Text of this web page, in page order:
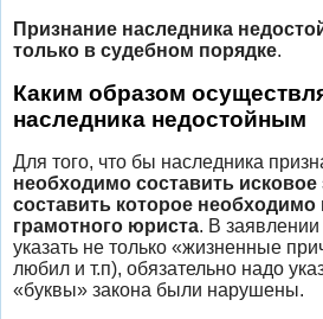
Признание наследника
только в судебном порядке.
Каким образом
наследника недостойным
Для того, что бы наследника
необходимо составить исковое
составить которое
грамотного юриста. В
указать не только «жизненные
любил и т.п), обязательно надо
«буквы» закона были нарушены.